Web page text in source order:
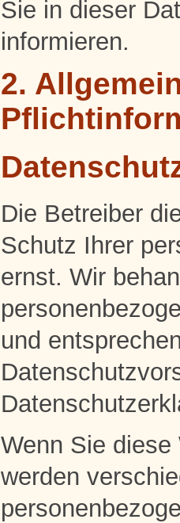
Sie in dieser
informieren.
2.
Die Betreiber
Schutz Ihrer
ernst. Wir
und
Wenn Sie
werden